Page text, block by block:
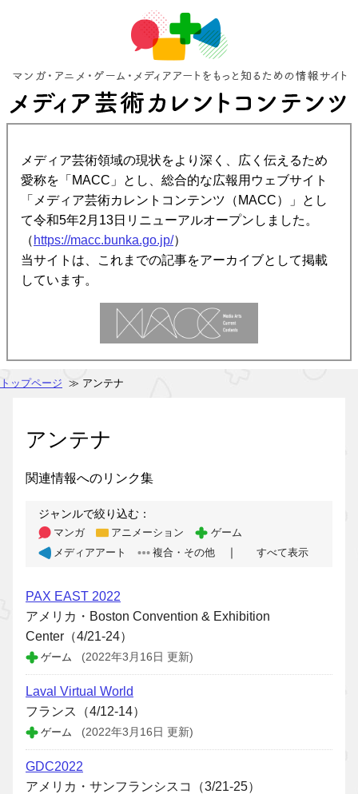
メディア芸術領域の現状をより深く、広く伝えるため
愛称を「MACC」とし、総合的な広報用ウェブサイト
「メディア芸術カレントコンテンツ（MACC）」とし
て令和5年2月13日リニューアルオープンしました。
（ https://macc.bunka.go.jp/）
当サイトは、これまでの記事をアーカイブとして掲載
しています。
トップページ ≫ アンテナ
アンテナ
関連情報へのリンク集
ジャンルで絞り込む：
マンガ アニメーション
ゲーム
メディアアート
複合・その他 ｜ すべて表示
PAX EAST 2022
アメリカ・Boston Convention & Exhibition
Center（4/21-24）
ゲーム (2022年3月16日 更新)
Laval Virtual World
フランス（4/12-14）
ゲーム (2022年3月16日 更新)
GDC2022
アメリカ・サンフランシスコ（3/21-25）